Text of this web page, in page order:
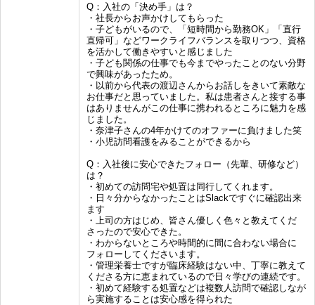
Q：入社の「決め手」は？
・社長からお声かけしてもらった
・子どもがいるので、「短時間から勤務OK」「直行
直帰可」などワークライフバランスを取りつつ、資格
を活かして働きやすいと感じました
・子ども関係の仕事でも今までやったことのない分野
で興味があったため。
・以前から代表の渡辺さんからお話しをきいて素敵な
お仕事だと思っていました。私は患者さんと接する事
はありませんがこの仕事に携われるところに魅力を感
じました。
・奈津子さんの4年かけてのオファーに負けました笑
・小児訪問看護をみることができるから
Q：入社後に安心できたフォロー（先輩、研修など）
は？
・初めての訪問宅や処置は同行してくれます。
・日々分からなかったことはSlackですぐに確認出来
ます
・上司の方はじめ、皆さん優しく色々と教えてくだ
さったので安心できた。
・わからないところや時間的に間に合わない場合に
フォローしてくださいます。
・管理栄養士ですが臨床経験はない中、丁寧に教えて
くださる方に恵まれているので日々学びの連続です。
・初めて経験する処置などは複数人訪問で確認しなが
ら実施することは安心感を得られた